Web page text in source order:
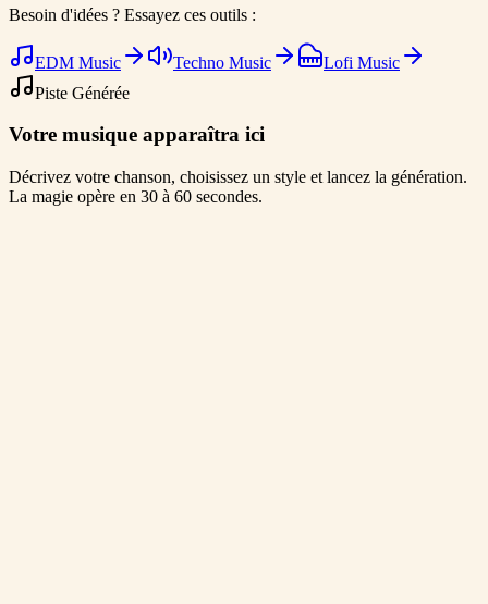
Besoin d'idées ? Essayez ces outils :
EDM Music Techno Music
Lofi Music
Piste Générée
Votre musique apparaîtra ici
Décrivez votre chanson, choisissez un style et lancez la génération.
La magie opère en 30 à 60 secondes.